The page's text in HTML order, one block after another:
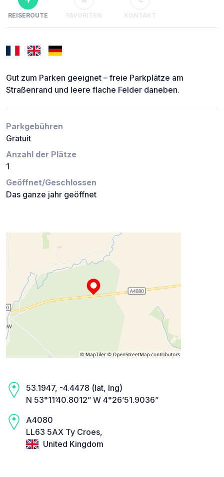
REISEROUTE FAVORITEN KONTAKT
Gut zum Parken geeignet – freie Parkplätze am
Straßenrand und leere flache Felder daneben.
Parkgebühren
Gratuit
Anzahl der Plätze
1
Geöffnet/Geschlossen
Das ganze jahr geöffnet
53.1947, -4.4478 (lat, lng)
N 53°11’40.8012” W 4°26’51.9036”
A4080
LL63 5AX Ty Croes,
United Kingdom